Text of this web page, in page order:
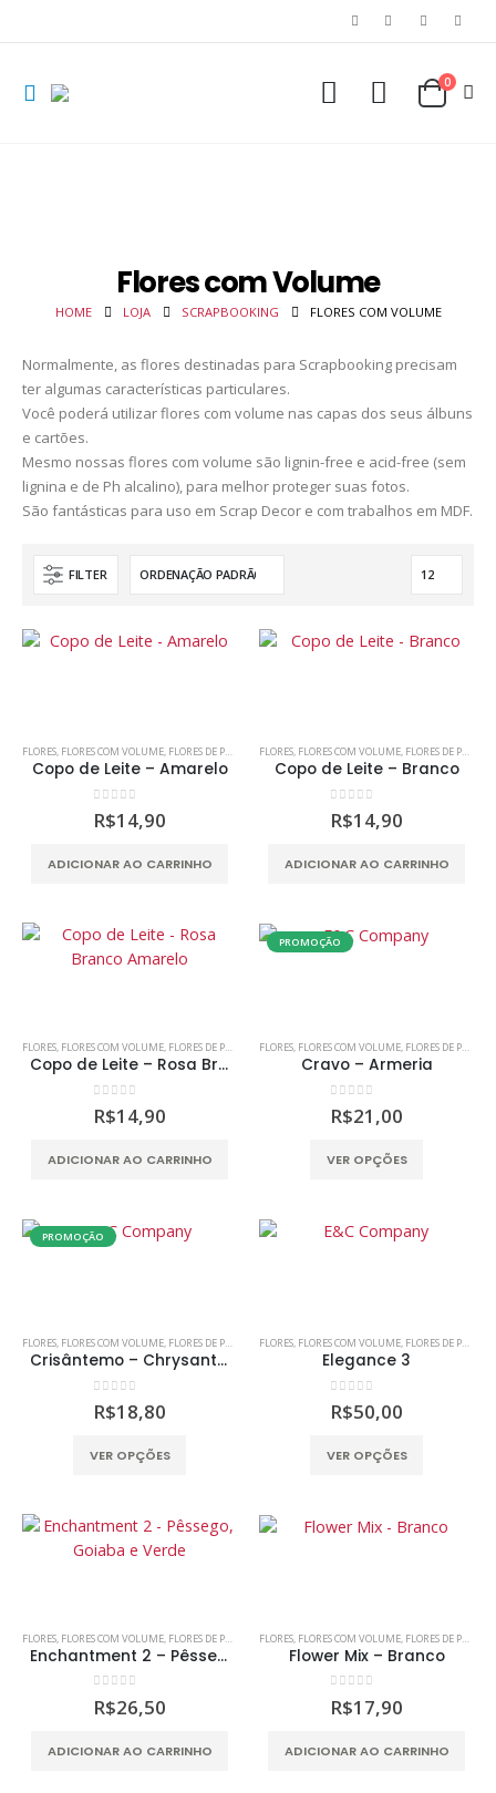
0
Flores com Volume
HOME LOJA SCRAPBOOKING FLORES COM VOLUME
Normalmente, as flores destinadas para Scrapbooking precisam
ter algumas características particulares.
Você poderá utilizar flores com volume nas capas dos seus álbuns
e cartões.
Mesmo nossas flores com volume são lignin-free e acid-free (sem
lignina e de Ph alcalino), para melhor proteger suas fotos.
São fantásticas para uso em Scrap Decor e com trabalhos em MDF.
FILTER
FLORES, FLORES COM VOLUME, FLORES DE PAPEL MDF,SCRAP DECOR,SCRAPBOOKING
Copo de Leite – Amarelo
0out of 5
R$14,90
ADICIONAR AO CARRINHO
FLORES, FLORES COM VOLUME, FLORES DE PAPEL
Copo de Leite – Branco
0out of 5
R$14,90
ADICIONAR AO CARRINHO
FLORES, FLORES COM VOLUME, FLORES DE PAPEL MDF,SCRAP DECOR,SCRAPBOOKING
Copo de Leite – Rosa Branco Amarelo
0out of 5
R$14,90
ADICIONAR AO CARRINHO
PROMOÇÃO
FLORES, FLORES COM VOLUME, FLORES DE PAPEL
Cravo – Armeria
0out of 5
R$21,00
VER OPÇÕES
várias
variantes.
ser
PROMOÇÃO
FLORES, FLORES COM VOLUME, FLORES DE PAPEL MDF,SCRAP DECOR,SCRAPBOOKING
Crisântemo – Chrysanthemums Allouise
0out of 5
R$18,80
VER OPÇÕES
várias
variantes.
ser
escolhidas
FLORES, FLORES COM VOLUME, FLORES DE PAPEL
Elegance 3
0out of 5
R$50,00
VER OPÇÕES
várias
ser
escolhidas
FLORES FLORES COM VOLUME FLORES DE PAPEL FLORES SEM VOLUME, SCRAP DECOR,
Enchantment 2 – Pêssego, Goiaba e Verde
0out of 5
R$26,50
ADICIONAR AO CARRINHO
FLORES FLORES COM VOLUME FLORES DE PAPEL
Flower Mix – Branco
0out of 5
R$17,90
ADICIONAR AO CARRINHO
Frame - Moldura 6
Frame - Moldura 5
out of 5
Mimosa 2 - Preto e Branco
R$ 25,00
Frame - Moldura 6
Frame - Moldura 5
R$ 25,00